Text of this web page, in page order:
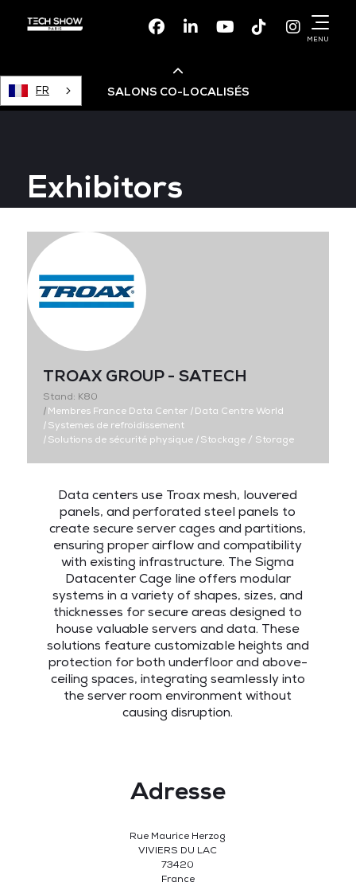
FacebookLinkedinYoutubeTikTok
MENU
FR SALONS CO-LOCALISÉS
Devops Live
Cloud & Cyber Security
Data & AI Leaders Summit
Data Centre World
Exhibitors
TROAX GROUP - SATECH
Stand: K80
|Membres France Data Center |Data Centre World
|Systemes de refroidissement
|Solutions de sécurité physique |Stockage / Storage
Data centers use Troax mesh, louvered
panels, and perforated steel panels to
create secure server cages and partitions,
ensuring proper airflow and compatibility
with existing infrastructure. The Sigma
Datacenter Cage line offers modular
systems in a variety of shapes, sizes, and
thicknesses for secure areas designed to
house valuable servers and data. These
solutions feature customizable heights and
protection for both underfloor and above-
ceiling spaces, integrating seamlessly into
the server room environment without
causing disruption.
Adresse
Rue Maurice Herzog
VIVIERS DU LAC
73420
France